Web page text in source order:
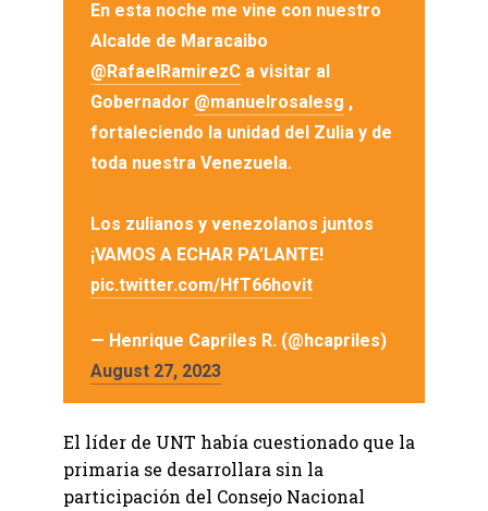
En esta noche me vine con nuestro
Alcalde de Maracaibo
@RafaelRamirezC a visitar al
Gobernador @manuelrosalesg ,
fortaleciendo la unidad del Zulia y de
toda nuestra Venezuela.
Los zulianos y venezolanos juntos
¡VAMOS A ECHAR PA’LANTE!
pic.twitter.com/HfT66hovit
— Henrique Capriles R. (@hcapriles)
August 27, 2023
El líder de UNT había cuestionado que la
primaria se desarrollara sin la
participación del Consejo Nacional